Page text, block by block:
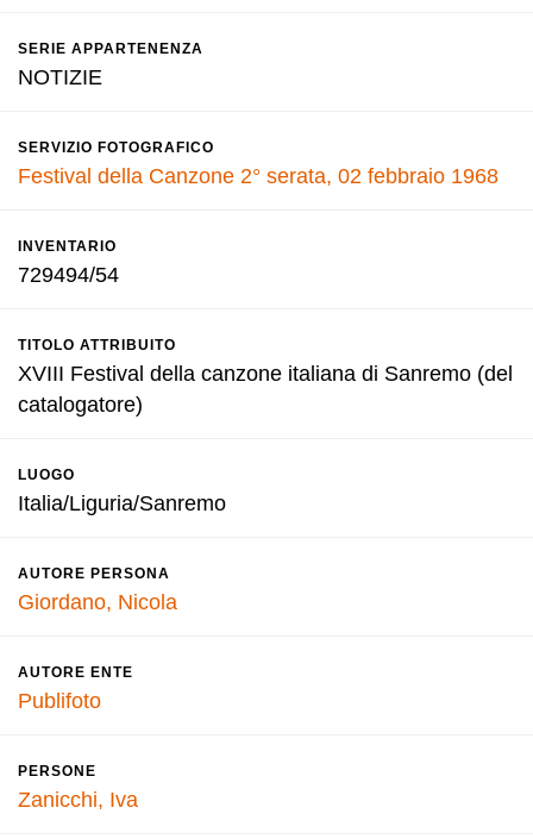
SERIE APPARTENENZA
NOTIZIE
SERVIZIO FOTOGRAFICO
Festival della Canzone 2° serata, 02 febbraio 1968
INVENTARIO
729494/54
TITOLO ATTRIBUITO
XVIII Festival della canzone italiana di Sanremo (del
catalogatore)
LUOGO
Italia/Liguria/Sanremo
AUTORE PERSONA
Giordano, Nicola
AUTORE ENTE
Publifoto
PERSONE
Zanicchi, Iva